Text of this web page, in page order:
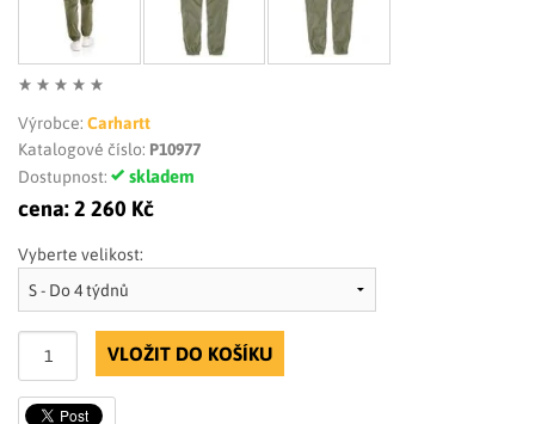
Výrobce: Carhartt
Katalogové číslo: P10977
Dostupnost:
skladem
cena:2 260 Kč
Vyberte velikost:
VLOŽIT DO KOŠÍKU